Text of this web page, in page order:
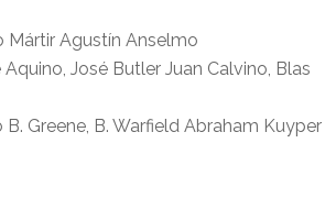
Agustín Anselmo
José Butler Juan Calvino, Blas
Greene, B. Warfield Abraham Kuyper